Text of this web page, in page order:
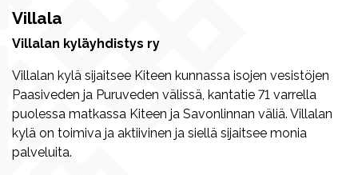
Villala
Villalan kyläyhdistys ry
Villalan kylä sijaitsee Kiteen kunnassa isojen vesistöjen
Paasiveden ja Puruveden välissä, kantatie 71 varrella
puolessa matkassa Kiteen ja Savonlinnan väliä. Villalan
kylä on toimiva ja aktiivinen ja siellä sijaitsee monia
palveluita.